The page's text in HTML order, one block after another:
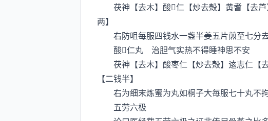
茯神【去木】酸仁【炒去殻】黄耆【去
两】
右防咀每服四钱水一盏半姜五片煎至七分
酸仁丸 治胆气实热不得睡神思不安
茯神【去木】酸枣仁【炒去殻】逺志仁【
【二钱半】
右为细末炼蜜为丸如桐子大毎服七十丸不
五劳六极